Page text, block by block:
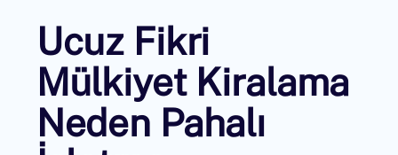
Ucuz Fikri
Mülkiyet Kiralama
Neden Pahalı